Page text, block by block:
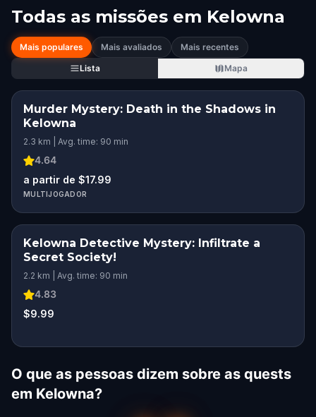
Todas as missões em Kelowna
Mais populares Mais avaliados
Mais recentes
Lista
Mapa
Murder Mystery: Death in the Shadows in
Kelowna
2.3 km | Avg. time: 90 min
4.64
a partir de $17.99
MULTIJOGADOR
Kelowna Detective Mystery: Infiltrate a
Secret Society!
2.2 km | Avg. time: 90 min
4.83
$9.99
O que as pessoas dizem sobre as quests
em Kelowna?